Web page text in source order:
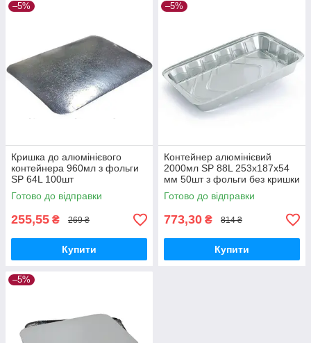
–5%
Кришка до алюмінієвого
контейнера 960мл з фольги
SP 64L 100шт
Готово до відправки
255,55 ₴ 269 ₴
Купити
–5%
Контейнер алюмінієвий
2000мл SP 88L 253х187х54
мм 50шт з фольги без кришки
Готово до відправки
773,30 ₴ 814 ₴
Купити
–5%